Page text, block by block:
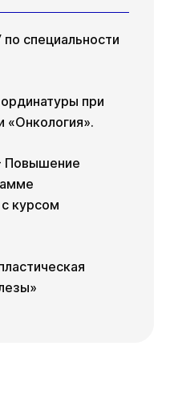
специальности
при
«Онкология».
Повышение
курсом